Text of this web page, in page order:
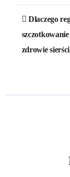
wpisu
Dlaczego
zdrowie sierści